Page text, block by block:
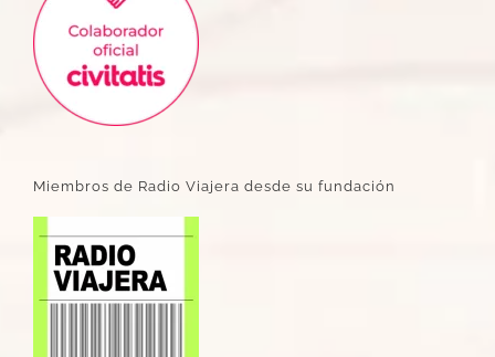
Miembros de Radio Viajera desde su fundación